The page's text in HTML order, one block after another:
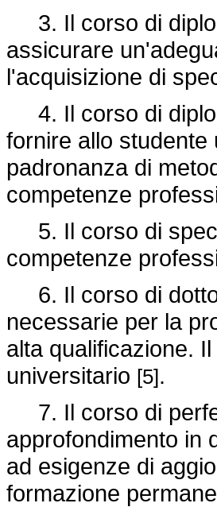
3. Il corso di
assicurare
l'acquisizione di
4. Il corso di
fornire allo studente
padronanza di
competenze
5. Il corso di
competenze
6. Il corso di
necessarie per la
alta qualificazione.
universitario [5].
7. Il corso di
approfondimento in
ad esigenze di
formazione